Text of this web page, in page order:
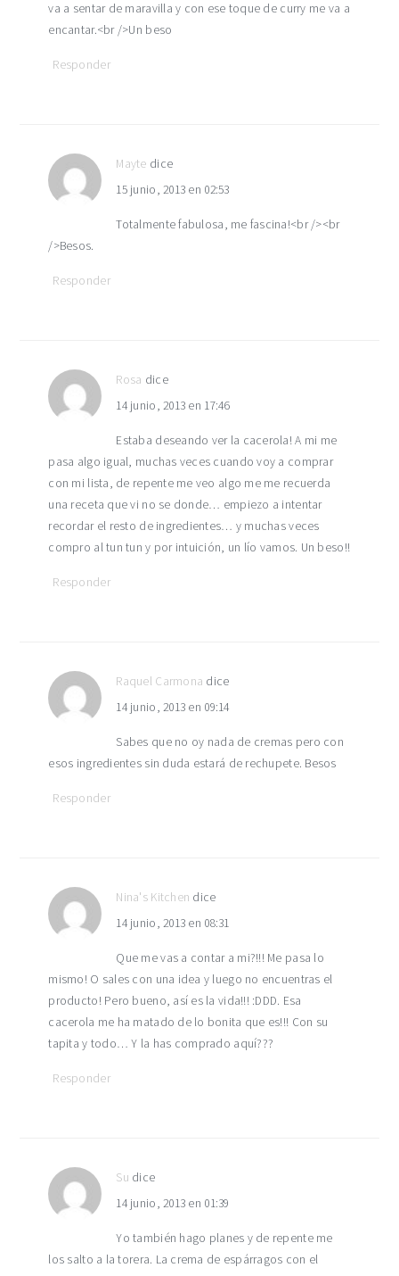
va a sentar de maravilla y con ese toque de curry me va a
encantar.<br />Un beso
Responder
Mayte dice
15 junio, 2013 en 02:53
Totalmente fabulosa, me fascina!<br /><br
/>Besos.
Responder
Rosa dice
14 junio, 2013 en 17:46
Estaba deseando ver la cacerola! A mi me
pasa algo igual, muchas veces cuando voy a comprar
con mi lista, de repente me veo algo me me recuerda
una receta que vi no se donde… empiezo a intentar
recordar el resto de ingredientes… y muchas veces
compro al tun tun y por intuición, un lío vamos. Un beso!!
Responder
Raquel Carmona dice
14 junio, 2013 en 09:14
Sabes que no oy nada de cremas pero con
esos ingredientes sin duda estará de rechupete. Besos
Responder
Nina's Kitchen dice
14 junio, 2013 en 08:31
Que me vas a contar a mi?!!! Me pasa lo
mismo! O sales con una idea y luego no encuentras el
producto! Pero bueno, así es la vida!!! :DDD. Esa
cacerola me ha matado de lo bonita que es!!! Con su
tapita y todo… Y la has comprado aquí???
Responder
Su dice
14 junio, 2013 en 01:39
Yo también hago planes y de repente me
los salto a la torera. La crema de espárragos con el